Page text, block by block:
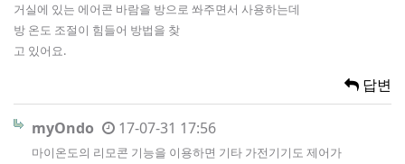
거실에 있는 에어콘 바람을 방으로 쏴주면서 사용하는데
방 온도 조절이 힘들어 방법을 찾
고 있어요.
답변
myOndo 17-07-31 17:56
마이온도의 리모콘 기능을 이용하면 기타 가전기기도 제어가